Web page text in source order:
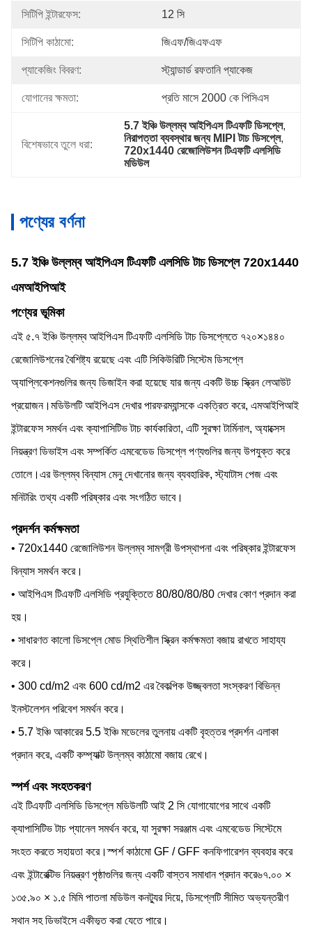
সিটিপি ইন্টারফেস: 12 সি
সিটিপি কাঠামো: জিএফ/জিএফএফ
প্যাকেজিং বিবরণ: স্ট্যান্ডার্ড রফতানি প্যাকেজ
যোগানের ক্ষমতা: প্রতি মাসে 2000 কে পিসিএস
বিশেষভাবে তুলে ধরা:
5.7 ইঞ্চি উল্লম্ব আইপিএস টিএফটি ডিসপ্লে,
নিরাপত্তা ব্যবস্থার জন্য MIPI টাচ ডিসপ্লে,
720x1440 রেজোলিউশন টিএফটি এলসিডি
মডিউল
পণ্যের বর্ণনা
5.7 ইঞ্চি উল্লম্ব আইপিএস টিএফটি এলসিডি টাচ ডিসপ্লে 720x1440
এমআইপিআই
পণ্যের ভূমিকা
এই ৫.৭ ইঞ্চি উল্লম্ব আইপিএস টিএফটি এলসিডি টাচ ডিসপ্লেতে ৭২০×১৪৪০
রেজোলিউশনের বৈশিষ্ট্য রয়েছে এবং এটি সিকিউরিটি সিস্টেম ডিসপ্লে
অ্যাপ্লিকেশনগুলির জন্য ডিজাইন করা হয়েছে যার জন্য একটি উচ্চ স্ক্রিন লেআউট
প্রয়োজন।মডিউলটি আইপিএস দেখার পারফরম্যান্সকে একত্রিত করে, এমআইপিআই
ইন্টারফেস সমর্থন এবং ক্যাপাসিটিভ টাচ কার্যকারিতা, এটি সুরক্ষা টার্মিনাল, অ্যাক্সেস
নিয়ন্ত্রণ ডিভাইস এবং সম্পর্কিত এমবেডেড ডিসপ্লে পণ্যগুলির জন্য উপযুক্ত করে
তোলে।এর উল্লম্ব বিন্যাস মেনু দেখানোর জন্য ব্যবহারিক, স্ট্যাটাস পেজ এবং
মনিটরিং তথ্য একটি পরিষ্কার এবং সংগঠিত ভাবে।
প্রদর্শন কর্মক্ষমতা
• 720x1440 রেজোলিউশন উল্লম্ব সামগ্রী উপস্থাপনা এবং পরিষ্কার ইন্টারফেস
বিন্যাস সমর্থন করে।
• আইপিএস টিএফটি এলসিডি প্রযুক্তিতে 80/80/80/80 দেখার কোণ প্রদান করা
হয়।
• সাধারণত কালো ডিসপ্লে মোড স্থিতিশীল স্ক্রিন কর্মক্ষমতা বজায় রাখতে সাহায্য
করে।
• 300 cd/m2 এবং 600 cd/m2 এর বৈকল্পিক উজ্জ্বলতা সংস্করণ বিভিন্ন
ইনস্টলেশন পরিবেশ সমর্থন করে।
• 5.7 ইঞ্চি আকারের 5.5 ইঞ্চি মডেলের তুলনায় একটি বৃহত্তর প্রদর্শন এলাকা
প্রদান করে, একটি কম্প্যাক্ট উল্লম্ব কাঠামো বজায় রেখে।
স্পর্শ এবং সংহতকরণ
এই টিএফটি এলসিডি ডিসপ্লে মডিউলটি আই 2 সি যোগাযোগের সাথে একটি
ক্যাপাসিটিভ টাচ প্যানেল সমর্থন করে, যা সুরক্ষা সরঞ্জাম এবং এমবেডেড সিস্টেমে
সংহত করতে সহায়তা করে।স্পর্শ কাঠামো GF / GFF কনফিগারেশন ব্যবহার করে
এবং ইন্টারেক্টিভ নিয়ন্ত্রণ পৃষ্ঠাগুলির জন্য একটি বাস্তব সমাধান প্রদান করে৬৭.০০ ×
১৩৫.৯০ × ১.৫ মিমি পাতলা মডিউল কনট্যুর দিয়ে, ডিসপ্লেটি সীমিত অভ্যন্তরীণ
স্থান সহ ডিভাইসে একীভূত করা যেতে পারে।